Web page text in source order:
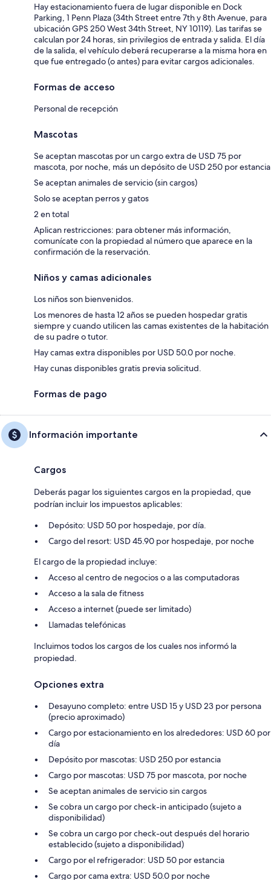
Hay estacionamiento fuera de lugar disponible en Dock
Parking, 1 Penn Plaza (34th Street entre 7th y 8th Avenue, para
ubicación GPS 250 West 34th Street, NY 10119). Las tarifas se
calculan por 24 horas, sin privilegios de entrada y salida. El día
de la salida, el vehículo deberá recuperarse a la misma hora en
que fue entregado (o antes) para evitar cargos adicionales.
Formas de acceso
Personal de recepción
Mascotas
Se aceptan mascotas por un cargo extra de USD 75 por
mascota, por noche, más un depósito de USD 250 por estancia
Se aceptan animales de servicio (sin cargos)
Solo se aceptan perros y gatos
2 en total
Aplican restricciones: para obtener más información,
comunícate con la propiedad al número que aparece en la
confirmación de la reservación.
Niños y camas adicionales
Los niños son bienvenidos.
Los menores de hasta 12 años se pueden hospedar gratis
siempre y cuando utilicen las camas existentes de la habitación
de su padre o tutor.
Hay camas extra disponibles por USD 50.0 por noche.
Hay cunas disponibles gratis previa solicitud.
Formas de pago
Información importante
Cargos
Deberás pagar los siguientes cargos en la propiedad, que
podrían incluir los impuestos aplicables:
Depósito: USD 50 por hospedaje, por día.
Cargo del resort: USD 45.90 por hospedaje, por noche
El cargo de la propiedad incluye:
Acceso al centro de negocios o a las computadoras
Acceso a la sala de fitness
Acceso a internet (puede ser limitado)
Llamadas telefónicas
Incluimos todos los cargos de los cuales nos informó la
propiedad.
Opciones extra
Desayuno completo: entre USD 15 y USD 23 por persona
(precio aproximado)
Cargo por estacionamiento en los alrededores: USD 60 por
día
Depósito por mascotas: USD 250 por estancia
Cargo por mascotas: USD 75 por mascota, por noche
Se aceptan animales de servicio sin cargos
Se cobra un cargo por check-in anticipado (sujeto a
disponibilidad)
Se cobra un cargo por check-out después del horario
establecido (sujeto a disponibilidad)
Cargo por el refrigerador: USD 50 por estancia
Cargo por cama extra: USD 50.0 por noche